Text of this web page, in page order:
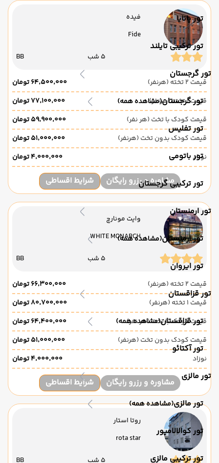
تور پاتایا
تور ترکیبی تایلند
تور گرجستان
تور گرجستان(مشاهده همه)
تور تفلیس
تور باتومی
تور ترکیبی گرجستان
تور ارمنستان
تور ارمنستان(مشاهده همه)
تور ایروان
تور قزاقستان
تور قزاقستان(مشاهده همه)
تور آکتائو
تور مالزی
تور مالزی(مشاهده همه)
تور کوالالامپور
تور ترکیبی مالزی
فیده
Fide
5 شب BB
قیمت 2 تخته (هرنفر)
۶۴٬۵۰۰٬۰۰۰ تومان
قیمت 1 تخته (هرنفر)
۷۷٬۱۰۰٬۰۰۰ تومان
قیمت کودک با تخت (هر نفر)
۵۹٬۹۰۰٬۰۰۰ تومان
قیمت کودک بدون تخت (هرنفر)
۵۱٬۰۰۰٬۰۰۰ تومان
نوزاد
۴٬۰۰۰٬۰۰۰ تومان
مشاوره و رزرو رایگان شرایط اقساطی
وایت مونارچ
WHITE MONARCH
5 شب BB
قیمت 2 تخته (هرنفر)
۶۶٬۳۰۰٬۰۰۰ تومان
قیمت 1 تخته (هرنفر)
۸۰٬۷۰۰٬۰۰۰ تومان
قیمت کودک با تخت (هر نفر)
۶۴٬۴۰۰٬۰۰۰ تومان
قیمت کودک بدون تخت (هرنفر)
۵۱٬۰۰۰٬۰۰۰ تومان
نوزاد
۴٬۰۰۰٬۰۰۰ تومان
مشاوره و رزرو رایگان شرایط اقساطی
روتا استار
rota star
5 شب BB